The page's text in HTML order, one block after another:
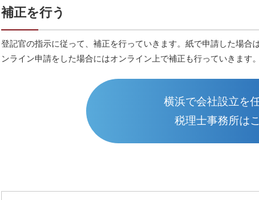
補正を行う
登記官の指示に従って、補正を行っていきます。紙で申請した場合
ンライン申請をした場合にはオンライン上で補正も行っていきます。
横浜で会社設立を
税理士事務所は